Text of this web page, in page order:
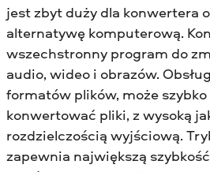
jest zbyt duży dla konwertera
alternatywę komputerową.
wszechstronny program do
audio, wideo i obrazów.
formatów plików, może
konwertować pliki, z wysoką
rozdzielczością wyjściową.
zapewnia największą